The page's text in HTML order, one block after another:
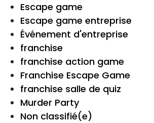
Escape game
Escape game entreprise
Événement d'entreprise
franchise
franchise action game
Franchise Escape Game
franchise salle de quiz
Murder Party
Non classifié(e)